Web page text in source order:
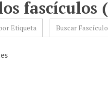
fascículos
Etiqueta Buscar